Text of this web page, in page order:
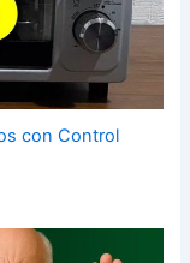
con Control